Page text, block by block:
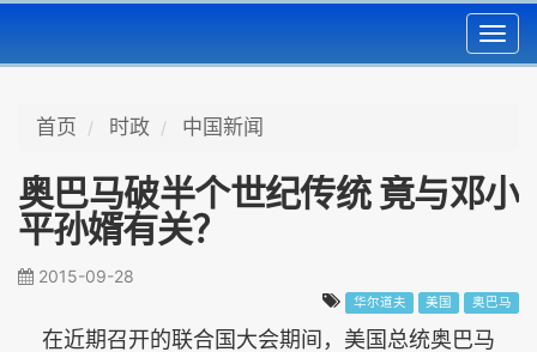
首页 时政 中国新闻
奥巴马破半个世纪传统 竟与邓小
平孙婿有关？
2015-09-28
华尔道夫 美国 奥巴马
在近期召开的联合国大会期间，美国总统奥巴马